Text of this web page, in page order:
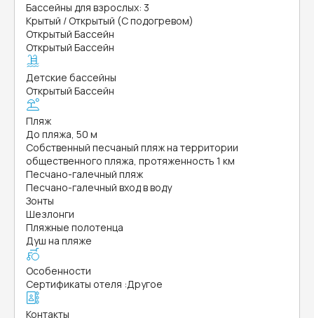
Бассейны для взрослых: 3
Крытый / Открытый (С подогревом)
Открытый Бассейн
Открытый Бассейн
Детские бассейны
Открытый Бассейн
Пляж
До пляжа, 50 м
Собственный песчаный пляж на территории
общественного пляжа, протяженность 1 км
Песчано-галечный пляж
Песчано-галечный вход в воду
Зонты
Шезлонги
Пляжные полотенца
Душ на пляже
Особенности
Сертификаты отеля :Другое
Контакты